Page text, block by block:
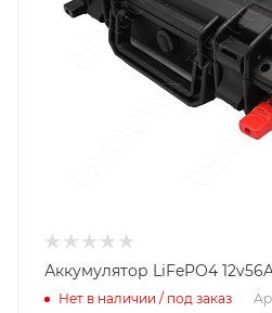
Аккумулятор LiFePO4
Нет в наличии / под заказ